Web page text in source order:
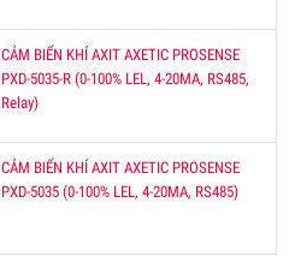
CẢM BIẾN KHÍ AXIT AXETIC PROSENSE
PXD-5035-R (0-100% LEL, 4-20MA, RS485,
Relay)
CẢM BIẾN KHÍ AXIT AXETIC PROSENSE
PXD-5035 (0-100% LEL, 4-20MA, RS485)